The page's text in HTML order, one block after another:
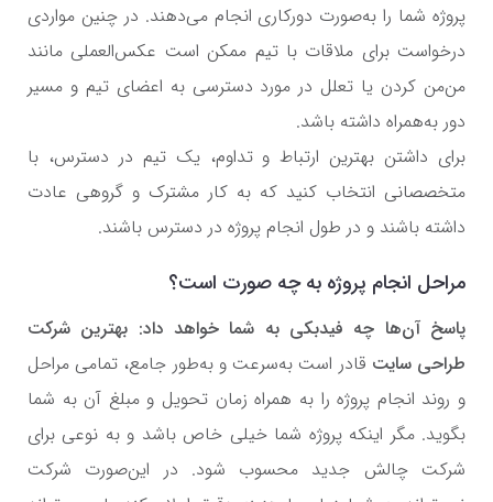
پروژه شما را به‌صورت دورکاری انجام می‌دهند. در چنین مواردی
درخواست برای ملاقات با تیم ممکن است عکس‌العملی مانند
من‌من کردن یا تعلل در مورد دسترسی به اعضای تیم و مسیر
دور به‌همراه داشته باشد.
برای داشتن بهترین ارتباط و تداوم، یک تیم در دسترس، با
متخصصانی انتخاب کنید که به کار مشترک و گروهی عادت
داشته باشند و در طول انجام پروژه در دسترس باشند.
مراحل انجام پروژه به چه صورت است؟
پاسخ آن‌ها چه فیدبکی به شما خواهد داد: بهترین شرکت
طراحی سایت قادر است به‌سرعت و به‌طور جامع، تمامی مراحل
و روند انجام پروژه را به همراه زمان تحویل و مبلغ آن به شما
بگوید. مگر اینکه پروژه شما خیلی خاص باشد و به نوعی برای
شرکت چالش جدید محسوب شود. در این‌صورت شرکت